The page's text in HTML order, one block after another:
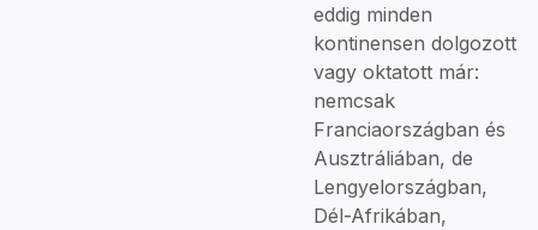
eddig minden
kontinensen dolgozott
vagy oktatott már:
nemcsak
Franciaországban és
Ausztráliában, de
Lengyelországban,
Dél-Afrikában,